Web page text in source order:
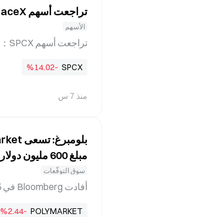
تراجعت أسهم SpaceX بنسبة 13.6%، وتبخرت 81 مليار دولار من ثروة ماسك
الأسهم
SPCX
%14.02-
منذ 7 س
مبلغ 600 مليون دولار
سوق التوقّعات
POLYMARKET
%2.44-